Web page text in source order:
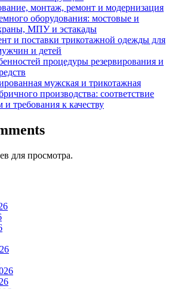
монтаж, ремонт и модернизация
оборудования: мостовые и
МПУ и эстакады
и поставки трикотажной одежды для
и детей
процедуры резервирования и
мужская и трикотажная
производства: соответствие
и требования к качеству
для просмотра.